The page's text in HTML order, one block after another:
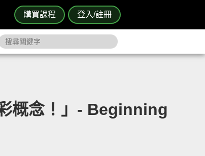
購買課程 登入/註冊
概念！」- Beginning